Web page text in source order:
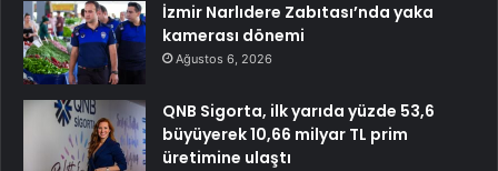
İzmir Narlıdere Zabıtası’nda yaka
kamerası dönemi
Ağustos 6, 2026
QNB Sigorta, ilk yarıda yüzde 53,6
büyüyerek 10,66 milyar TL prim
üretimine ulaştı